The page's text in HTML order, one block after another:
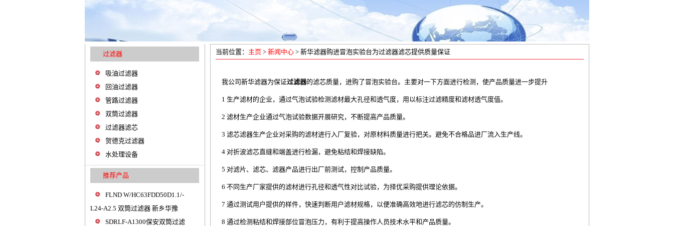
过滤器
吸油过滤器
回油过滤器
管路过滤器
双筒过滤器
过滤器滤芯
贺德克过滤器
水处理设备
推荐产品
FLND W/HC63FDD50D1.1/-
L24-A2.5 双筒过滤器 新乡华豫
SDRLF-A1300保安双筒过滤
当前位置： 主页 > 新闻中心 > 新华滤器购进冒泡实验台为过滤器滤芯提供质量保证
我公司新华滤器为保证过滤器的滤芯质量，进购了冒泡实验台。主要对一下方面进行检测，使产品质量进一步提升
1 生产滤材的企业，通过气泡试验检测滤材最大孔径和透气度，用以标注过滤精度和滤材透气度值。
2 滤材生产企业通过气泡试验数据开展研究，不断提高产品质量。
3 滤芯滤器生产企业对采购的滤材进行入厂复验，对原材料质量进行把关。避免不合格品进厂流入生产线。
4 对折波滤芯直缝和端盖进行检漏，避免粘结和焊接缺陷。
5 对滤片、滤芯、滤器产品进行出厂前测试，控制产品质量。
6 不同生产厂家提供的滤材进行孔径和透气性对比试验，为择优采购提供理论依据。
7 通过测试用户提供的样件，快速判断用户滤材规格，以便准确高效地进行滤芯的仿制生产。
8 通过检测粘结和焊接部位冒泡压力，有利于提高操作人员技术水平和产品质量。